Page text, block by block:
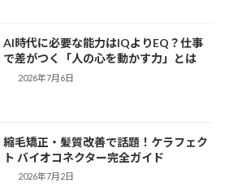
AI時代に必要な能力はIQよりEQ？仕事
で差がつく「人の心を動かす力」とは
2026年7月6日
縮毛矯正・髪質改善で話題！ケラフェク
ト バイオコネクター完全ガイド
2026年7月2日